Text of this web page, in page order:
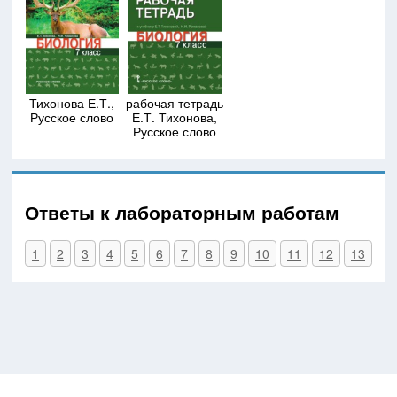
Тихонова Е.Т.,
Русское слово
рабочая тетрадь
Е.Т. Тихонова,
Русское слово
Ответы к лабораторным работам
1 2 3 4 5 6 7 8 9 10 11 12 13